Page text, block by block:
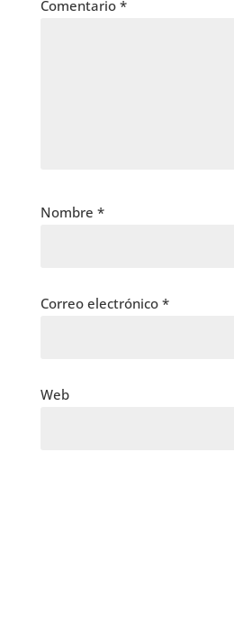
Comentario *
Nombre *
Correo electrónico *
Web